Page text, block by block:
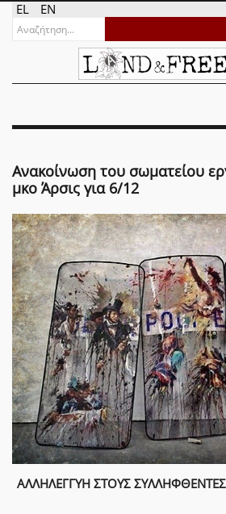
EL EN
Ανακοίνωση του σωματείου
μκο Άρσις για 6/12
ΑΛΛΗΛΕΓΓΥΗ ΣΤΟΥΣ